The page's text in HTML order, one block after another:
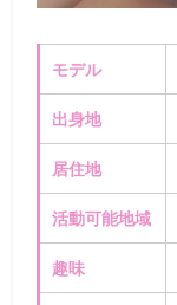
モデル
出身地
居住地
活動可能地域
趣味